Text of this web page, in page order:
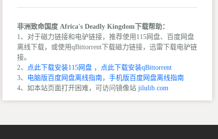
非洲致命国度 Africa's Deadly Kingdom下载帮助：
1、对于磁力链接和电驴链接，推荐使用115网盘、百度网盘
离线下载，或使用qBittorrent下载磁力链接，迅雷下载电驴链
接。
2、 点此下载安装115网盘 ， 点此下载安装qBittorrent
3、 电脑版百度网盘离线指南， 手机版百度网盘离线指南
4、如本站页面打开困难，可访问镜像站 jilulib.com